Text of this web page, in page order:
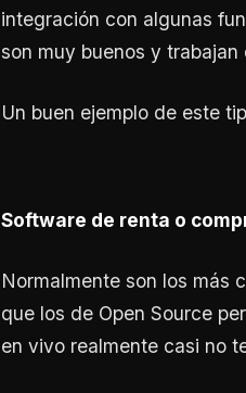
integración con algunas
son muy buenos y trabajan
Un buen ejemplo de este
Software de renta o
Normalmente son los más
que los de Open Source
en vivo realmente casi no